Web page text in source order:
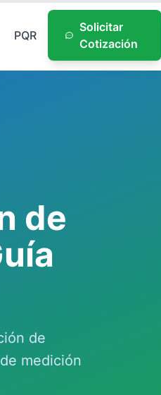
PQR
Solicitar
Cotización
de
de
medición